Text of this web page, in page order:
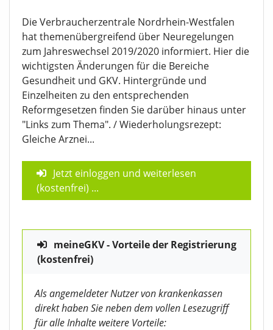
Die Verbraucherzentrale Nordrhein-Westfalen
hat themenübergreifend über Neuregelungen
zum Jahreswechsel 2019/2020 informiert. Hier die
wichtigsten Änderungen für die Bereiche
Gesundheit und GKV. Hintergründe und
Einzelheiten zu den entsprechenden
Reformgesetzen finden Sie darüber hinaus unter
"Links zum Thema". / Wiederholungsrezept:
Gleiche Arznei...
Jetzt einloggen und weiterlesen
(kostenfrei) ...
meineGKV - Vorteile der Registrierung
(kostenfrei)
Als angemeldeter Nutzer von krankenkassen
direkt haben Sie neben dem vollen Lesezugriff
für alle Inhalte weitere Vorteile: